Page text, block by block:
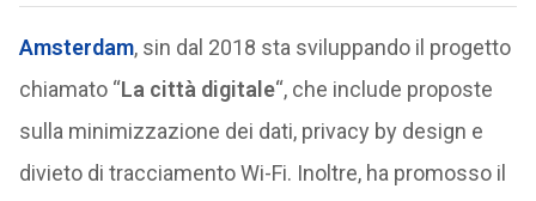
Amsterdam, sin dal 2018 sta sviluppando il progetto
chiamato “La città digitale“, che include proposte
sulla minimizzazione dei dati, privacy by design e
divieto di tracciamento Wi-Fi. Inoltre, ha promosso il